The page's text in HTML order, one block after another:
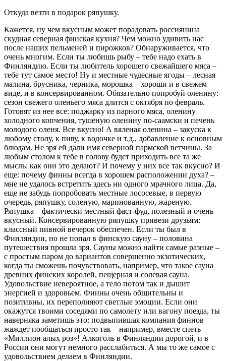
Откуда везти в подарок ряпушку.
Кажется, ну чем вкусным может порадовать россиянина
скудная северная финская кухня? Чем можно удивить нас
после наших пельменей и пирожков? Обнаруживается, что
очень многим. Если ты любишь рыбу – тебе надо ехать в
Финляндию. Если ты любитель хорошего свежайшего мяса –
тебе тут самое место! Ну и местные чудесные ягоды – лесная
малина, брусника, черника, морошка – хороши и в свежем
виде, и в консервированном. Обязательно попробуй оленину:
сезон свежего оленьего мяса длится с октября по февраль.
Готовят из нее все: поджарку из парного мяса, оленину
холодного копчения, тушеную оленину по-саамски и печень
молодого оленя. Все вкусно! А вяленая оленина – закуска к
любому столу, к пиву, к водочке и т.д., добавление к основным
блюдам. Не зря ей дали имя северной пармской ветчины. За
любым столом к тебе в голову будет приходить все та же
мысль: как они это делают? И почему у них все так вкусно? И
еще: почему финны всегда в хорошем расположении духа? –
мне не удалось встретить здесь ни одного мрачного лица. Да,
еще не забудь попробовать местные лососевые, в первую
очередь, ряпушку, соленую, маринованную, жареную.
Ряпушка – фактически местный фаст-фуд, полезный и очень
вкусный. Консервированную ряпушку привези друзьям:
классный пивной вечерок обеспечен. Если ты был в
Финляндии, но не попал в финскую сауну – половина
путешествия прошла зря. Сауны можно найти самые разные –
с простым паром до вариантов совершенно экзотических,
когда ты сможешь почувствовать, например, что такое сауна
древних финских королей, пещерная и солевая сауна.
Удовольствие невероятное, а тело потом так и дышит
энергией и здоровьем. Финны очень общительны и
позитивны, их переполняют светлые эмоции. Если они
окажутся твоими соседями по самолету или вагону поезда, ты
наверняка заметишь это: подвыпившая компания финнов
жаждет пообщаться просто так – например, вместе спеть
«Миллион алых роз»! Алкоголь в Финляндии дорогой, и в
России они могут немного расслабиться. А мы то же самое с
удовольствием делаем в Финляндии.